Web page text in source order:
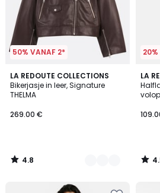
50% VANAF 2*
LA REDOUTE COLLECTIONS
Bikerjasje in leer, Signature
THELMA
269.00 €
4.8
/ 5
2
Kleuren
4.8
/
LA4.5
/ 5
2
/